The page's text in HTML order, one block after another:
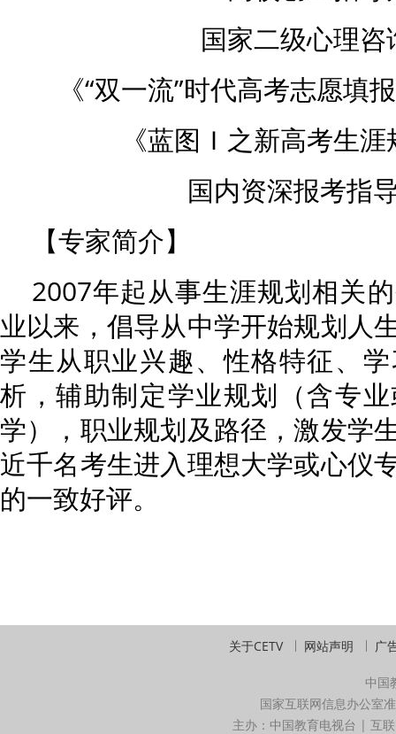
国家二级心理咨
《“双一流”时代高考志愿填
《蓝图Ｉ之新高考生
国内资深报考指
【专家简介】
2007年起从事生涯规划相关
业以来，倡导从中学开始规划人
学生从职业兴趣、性格特征、
析，辅助制定学业规划（含专
学），职业规划及路径，激发学
近千名考生进入理想大学或心仪
的一致好评。
关于CETV 网站声明 广
中国
国家互联网信息办公室
主办：中国教育电视台 | 互